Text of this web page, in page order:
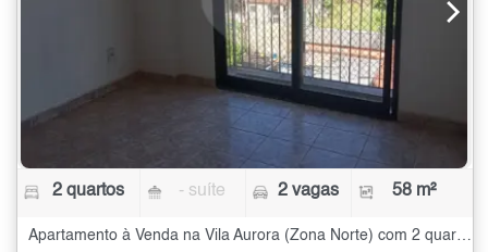
2 quartos - suíte 2 vagas 58 m²
Apartamento à Venda na Vila Aurora (Zona Norte) com 2 quartos - 58 m²